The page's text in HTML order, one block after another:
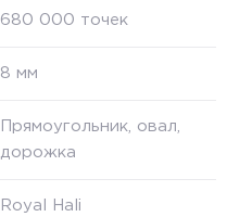
680 000 точек
8 мм
Прямоугольник, овал,
дорожка
Royal Hali